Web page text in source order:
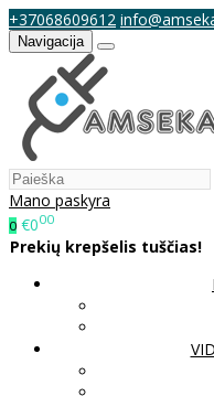
+37068609612
Navigacija
Mano paskyra
0 €000
Prekių krepšelis tuščias!